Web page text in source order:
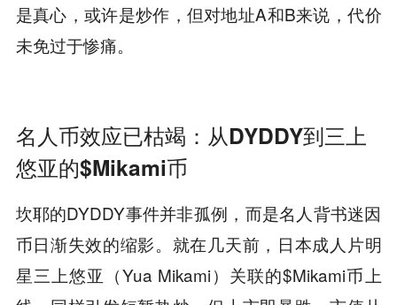
是真心，或许是炒作，但对地址A和B来说，代价
未免过于惨痛。
名人币效应已枯竭：从DYDDY到三上
悠亚的$Mikami币
坎耶的DYDDY事件并非孤例，而是名人背书迷因
币日渐失效的缩影。就在几天前，日本成人片明
星三上悠亚（Yua Mikami）关联的$Mikami币上